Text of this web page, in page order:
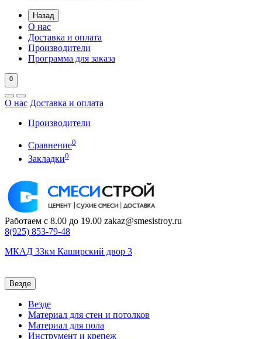
Назад
О нас
Доставка и оплата
Производители
Программа для заказа
0
О нас Доставка и оплата
Производители
Сравнение0
Закладки0
Работаем с 8.00 до 19.00 zakaz@smesistroy.ru
8(925) 853-79-48
МКАД 33км Каширский двор 3
Везде
Везде
Материал для стен и потолков
Материал для пола
Инструмент и крепеж